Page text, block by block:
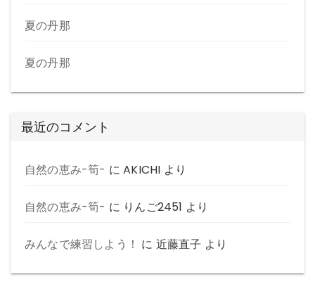
夏の丹那
夏の丹那
最近のコメント
自然の恵み-筍- にAKICHI より
自然の恵み-筍- に りんご2451 より
みんなで練習しよう！ に 近藤直子 より